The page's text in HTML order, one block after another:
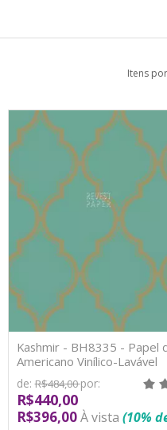
Itens
Kashmir - BH8335 - Papel
Americano Vinílico-Lavável
de: R$484,00por:
R$440,00
R$396,00 À vista (10%